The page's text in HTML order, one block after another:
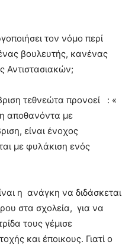
τον νόμο περί
βουλευτής, κανένας
τεθνεώτα προνοεί : «
αποθανόντα με
είναι ένοχος
με φυλάκιση ενός
η ανάγκη να διδάσκεται
στα σχολεία, για να
τους γέμισε
και έποικους. Γιατί ο